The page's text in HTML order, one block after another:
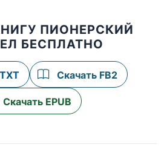
ПИОНЕРСКИЙ
БЕСПЛАТНО
Скачать FB2
Скачать EPUB